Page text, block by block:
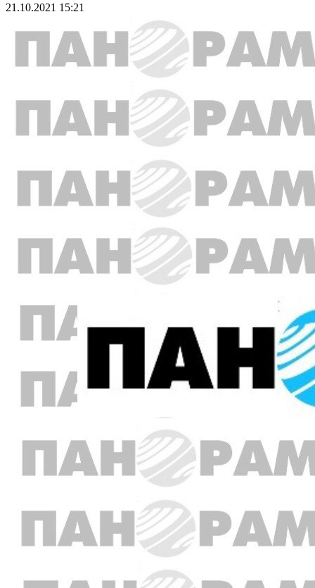
21.10.2021 15:21